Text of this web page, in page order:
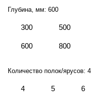
Глубина, мм: 600
300 500
600 800
Количество полок/ярусов: 4
4 5 6